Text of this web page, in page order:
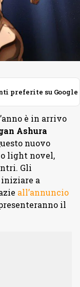
preferite su Google
è in arrivo
Ashura
nuovo
o light novel,
Gli
iniziare a
all’annuncio
il